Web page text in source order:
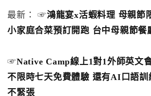
最新： ☞鴻龍宴x活蝦料理 母親節
小家庭合菜預訂開跑 台中母親節餐
☞Native Camp線上1對1外師英文
不限時七天免費體驗 還有AI口語訓
不緊張